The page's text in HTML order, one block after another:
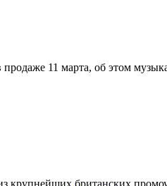
11 марта, об этом
крупнейших британских